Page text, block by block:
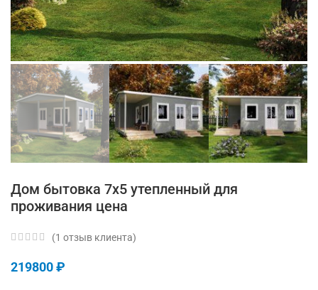
Дом бытовка 7х5 утепленный для
проживания цена
(1 отзыв клиента)
219800₽